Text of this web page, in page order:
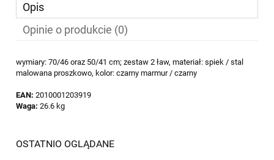
Opis
Opinie o produkcie (0)
wymiary: 70/46 oraz 50/41 cm; zestaw 2 ław, materiał: spiek / stal
malowana proszkowo, kolor: czarny marmur / czarny
EAN: 2010001203919
Waga: 26.6 kg
OSTATNIO OGLĄDANE